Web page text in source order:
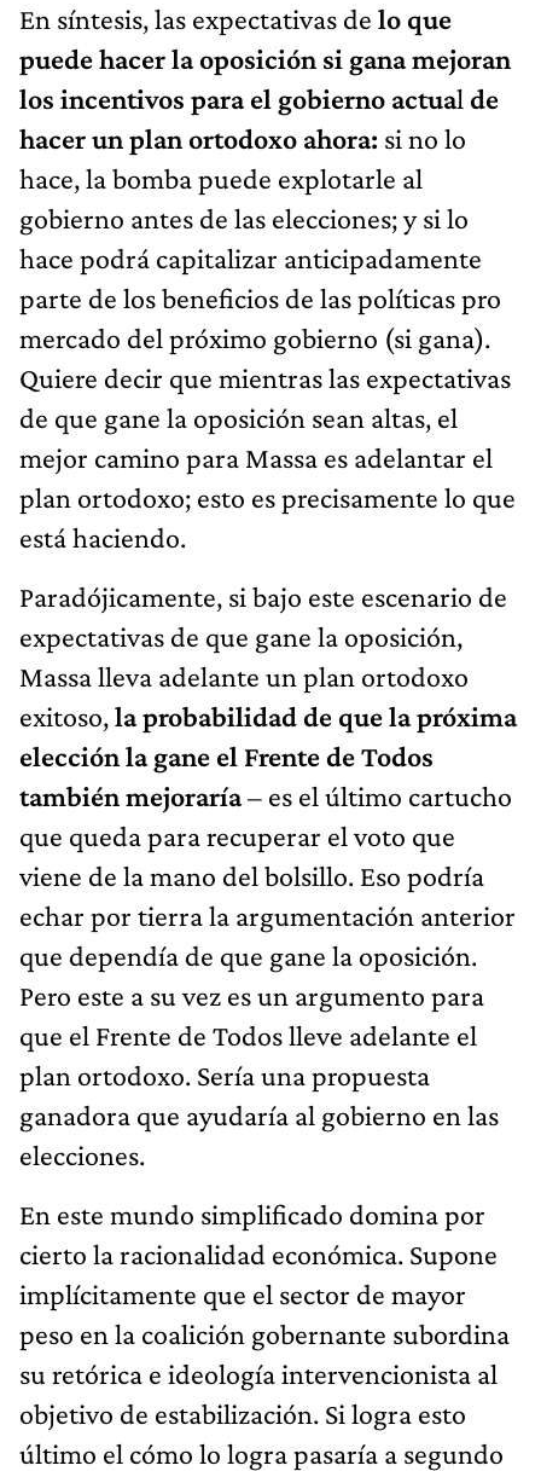
En síntesis, las expectativas de lo que
puede hacer la oposición si gana mejoran
los incentivos para el gobierno actual de
hacer un plan ortodoxo ahora: si no lo
hace, la bomba puede explotarle al
gobierno antes de las elecciones; y si lo
hace podrá capitalizar anticipadamente
parte de los beneficios de las políticas pro
mercado del próximo gobierno (si gana).
Quiere decir que mientras las expectativas
de que gane la oposición sean altas, el
mejor camino para Massa es adelantar el
plan ortodoxo; esto es precisamente lo que
está haciendo.
Paradójicamente, si bajo este escenario de
expectativas de que gane la oposición,
Massa lleva adelante un plan ortodoxo
exitoso,la probabilidad de que la próxima
elección la gane el Frente de Todos
también mejoraría– es el último cartucho
que queda para recuperar el voto que
viene de la mano del bolsillo. Eso podría
echar por tierra la argumentación anterior
que dependía de que gane la oposición.
Pero este a su vez es un argumento para
que el Frente de Todos lleve adelante el
plan ortodoxo. Sería una propuesta
ganadora que ayudaría al gobierno en las
elecciones.
En este mundo simplificado domina por
cierto la racionalidad económica. Supone
implícitamente que el sector de mayor
peso en la coalición gobernante subordina
su retórica e ideología intervencionista al
objetivo de estabilización. Si logra esto
último el cómo lo logra pasaría a segundo